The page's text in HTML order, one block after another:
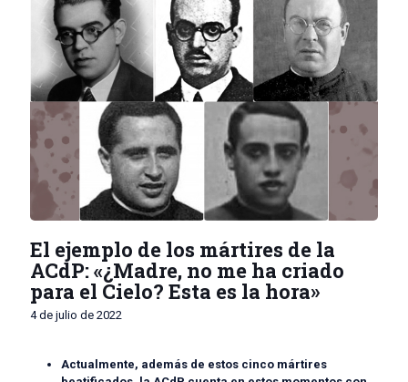
El ejemplo de los mártires de la
ACdP: «¿Madre, no me ha criado
para el Cielo? Esta es la hora»
4 de julio de 2022
Actualmente, además de estos cinco mártires